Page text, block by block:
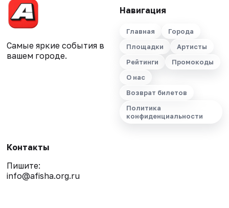
Самые яркие события в
вашем городе.
Навигация
Главная
Города
Площадки
Артисты
Рейтинги
Промокоды
О нас
Возврат билетов
Политика
конфиденциальности
Контакты
Пишите:
info@afisha.org.ru